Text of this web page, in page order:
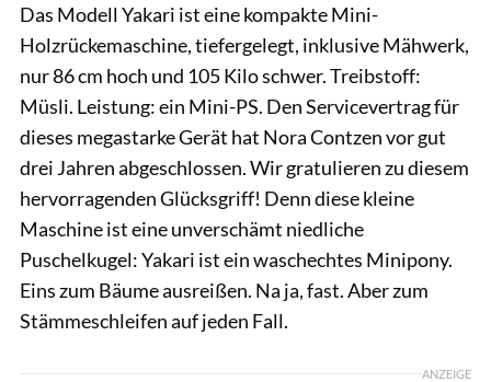
Das Modell Yakari ist eine kompakte Mini-
Holzrückemaschine, tiefergelegt, inklusive Mähwerk,
nur 86 cm hoch und 105 Kilo schwer. Treibstoff:
Müsli. Leistung: ein Mini-PS. Den Servicevertrag für
dieses megastarke Gerät hat Nora Contzen vor gut
drei Jahren abgeschlossen. Wir gratulieren zu diesem
hervorragenden Glücksgriff! Denn diese kleine
Maschine ist eine unverschämt niedliche
Puschelkugel: Yakari ist ein waschechtes Minipony.
Eins zum Bäume ausreißen. Na ja, fast. Aber zum
Stämmeschleifen auf jeden Fall.
ANZEIGE